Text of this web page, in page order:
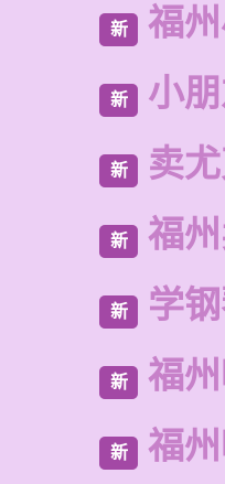
新 福
新 小
新 卖
新 福
新 学
新 福
新 福